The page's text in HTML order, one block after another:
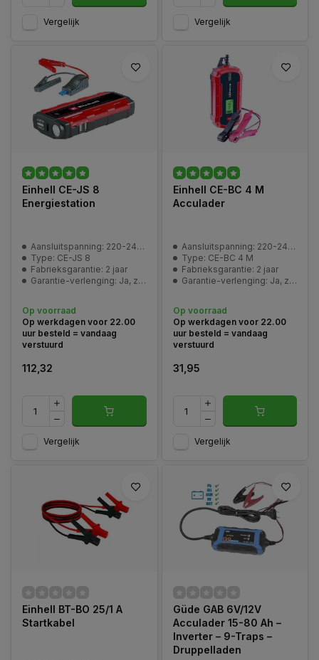
Vergelijk Vergelijk
Einhell CE-JS 8
Energiestation
Aansluitspanning: 220-240 V | 50 Hz
Type: CE-JS 8
Fabrieksgarantie: 2 jaar
Garantie-verlenging: Ja, zie pagina | Service en garantie
Op voorraad
Op werkdagen voor 22.00
uur besteld = vandaag
verstuurd
112,32
Vergelijk
Einhell CE-BC 4 M
Acculader
Aansluitspanning: 220-240 V | 50 Hz
Type: CE-BC 4 M
Fabrieksgarantie: 2 jaar
Garantie-verlenging: Ja, zie pagina | Service en garantie
Op voorraad
Op werkdagen voor 22.00
uur besteld = vandaag
verstuurd
31,95
Vergelijk
Einhell BT-BO 25/1 A
Startkabel
Güde GAB 6V/12V
Acculader 15-80 Ah –
Inverter – 9-Traps –
Druppelladen